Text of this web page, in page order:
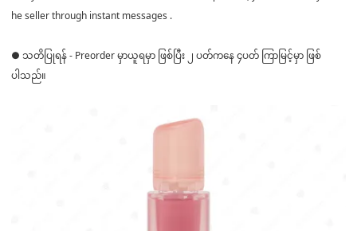
he seller through instant messages .
● သတိပြုရန် - Preorder မှာယူရမှာ ဖြစ်ပြီး ၂ ပတ်ကနေ ၄ပတ် ကြာမြင့်မှာ ဖြစ်
ပါသည်။